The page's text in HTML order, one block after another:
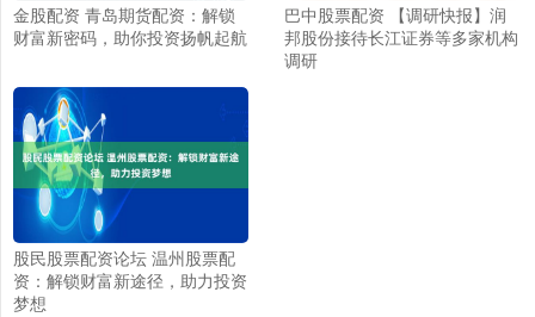
金股配资 青岛期货配资：解锁
财富新密码，助你投资扬帆起航
巴中股票配资 【调研快报】润
邦股份接待长江证券等多家机构
调研
股民股票配资论坛 温州股票配
资：解锁财富新途径，助力投资
梦想